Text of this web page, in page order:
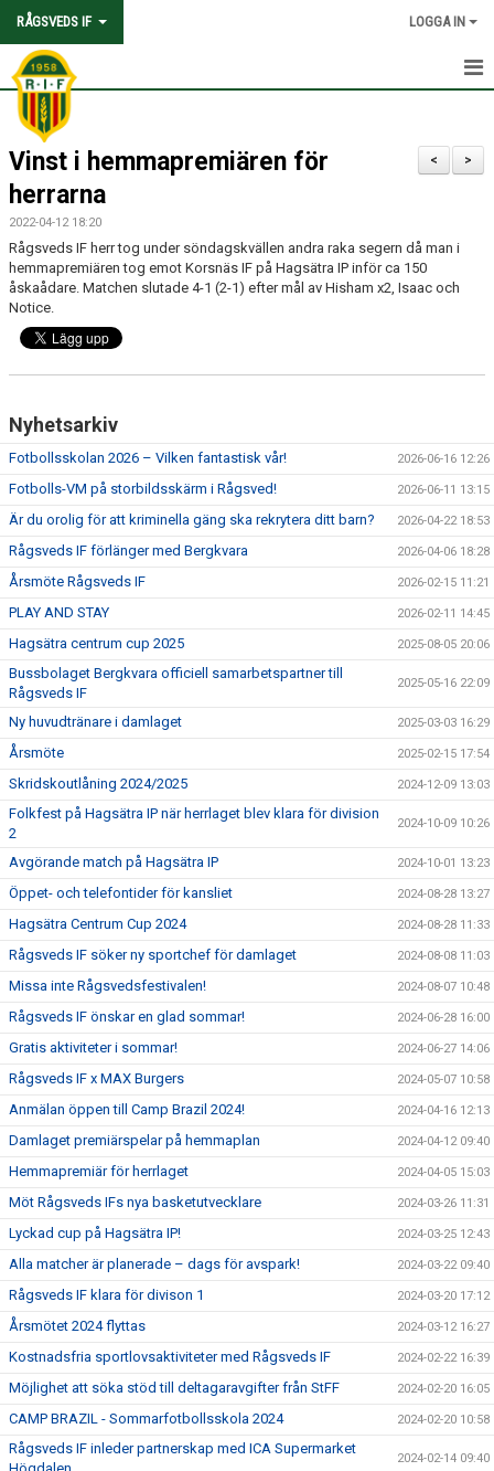
RÅGSVEDS IF LOGGA IN
HEM
KONTAKT
OM FÖRENINGEN
AVGIFTER
TRYGGHET OCH VÄRDEGRUND
KNATTEFOTBOLLSSKOLA
SOCIAL HÅLLBARHET
TRÄNINGSKLÄDER
RÅGSVEDS IF I MEDIA
FONDER
>
<
Vinst i hemmapremiären för
herrarna
2022-04-12 18:20
Rågsveds IF herr tog under söndagskvällen andra raka segern då man i
hemmapremiären tog emot Korsnäs IF på Hagsätra IP inför ca 150
åskaådare. Matchen slutade 4-1 (2-1) efter mål av Hisham x2, Isaac och
Notice.
Nyhetsarkiv
Fotbollsskolan 2026 – Vilken fantastisk vår! 2026-06-16 12:26
Fotbolls-VM på storbildsskärm i Rågsved! 2026-06-11 13:15
Är du orolig för att kriminella gäng ska rekrytera ditt barn? 2026-04-22 18:53
Rågsveds IF förlänger med Bergkvara 2026-04-06 18:28
Årsmöte Rågsveds IF 2026-02-15 11:21
PLAY AND STAY 2026-02-11 14:45
Hagsätra centrum cup 2025 2025-08-05 20:06
Bussbolaget Bergkvara officiell samarbetspartner till
Rågsveds IF
2025-05-16 22:09
Ny huvudtränare i damlaget 2025-03-03 16:29
Årsmöte 2025-02-15 17:54
Skridskoutlåning 2024/2025 2024-12-09 13:03
Folkfest på Hagsätra IP när herrlaget blev klara för division
2
2024-10-09 10:26
Avgörande match på Hagsätra IP 2024-10-01 13:23
Öppet- och telefontider för kansliet 2024-08-28 13:27
Hagsätra Centrum Cup 2024 2024-08-28 11:33
Rågsveds IF söker ny sportchef för damlaget 2024-08-08 11:03
Missa inte Rågsvedsfestivalen! 2024-08-07 10:48
Rågsveds IF önskar en glad sommar! 2024-06-28 16:00
Gratis aktiviteter i sommar! 2024-06-27 14:06
Rågsveds IF x MAX Burgers 2024-05-07 10:58
Anmälan öppen till Camp Brazil 2024! 2024-04-16 12:13
Damlaget premiärspelar på hemmaplan 2024-04-12 09:40
Hemmapremiär för herrlaget 2024-04-05 15:03
Möt Rågsveds IFs nya basketutvecklare 2024-03-26 11:31
Lyckad cup på Hagsätra IP! 2024-03-25 12:43
Alla matcher är planerade – dags för avspark! 2024-03-22 09:40
Rågsveds IF klara för divison 1 2024-03-20 17:12
Årsmötet 2024 flyttas 2024-03-12 16:27
Kostnadsfria sportlovsaktiviteter med Rågsveds IF 2024-02-22 16:39
Möjlighet att söka stöd till deltagaravgifter från StFF 2024-02-20 16:05
CAMP BRAZIL - Sommarfotbollsskola 2024 2024-02-20 10:58
Rågsveds IF inleder partnerskap med ICA Supermarket
2024-02-14 09:40